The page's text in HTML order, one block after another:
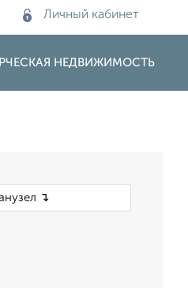
Личный кабинет
НЕДВИЖИМОСТЬ